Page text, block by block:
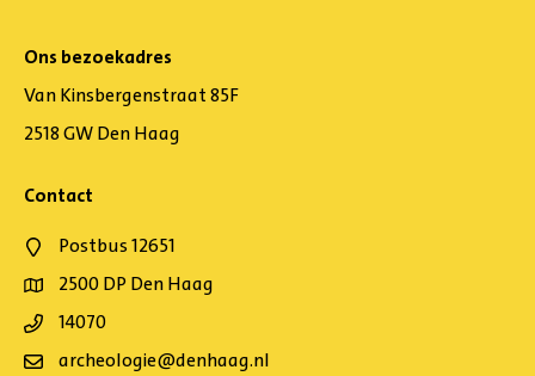
Ons bezoekadres
Van Kinsbergenstraat 85F
2518 GW Den Haag
Contact
Postbus 12651
2500 DP Den Haag
14070
archeologie@denhaag.nl